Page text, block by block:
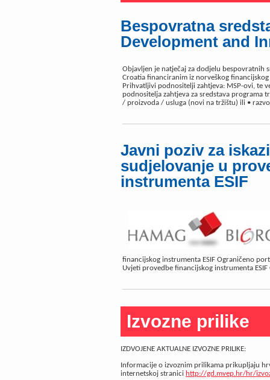
Bespovratna
Development and
Objavljen je natječaj za dodjelu bespovratnih
Croatia financiranim iz norveškog
Prihvatljivi podnositelji zahtjeva: MSP-ovi, te
podnositelja zahtjeva za sredstava programa
/ proizvoda / usluga (novi na tržištu) ili •
Javni poziv za
sudjelovanje u
instrumenta ESIF
financijskog instrumenta ESIF Ograničeno
Uvjeti provedbe financijskog instrumenta
Izvozne prilike
IZDVOJENE AKTUALNE IZVOZNE PRILIKE:
Informacije o izvoznim prilikama prikupljaju
internetskoj stranici http://gd.mvep.hr/hr/